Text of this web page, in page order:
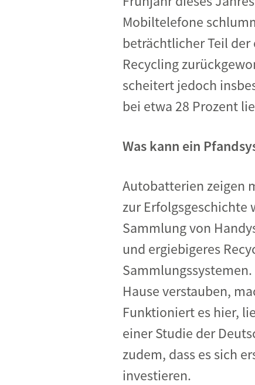
Industrietransformation
Klimafinanzierung
Wirtschaft, Finanzen
Sustainable Finance
Ressourcen &
Mobiltelefone
beträchtlicher Teil
Recycling
scheitert jedoch
bei etwa 28 Prozent
Was kann ein
Autobatterien zeigen
zur Erfolgsgeschichte
Sammlung von
und ergiebigeres
Hause verstauben,
Funktioniert es hier,
einer Studie der
zudem, dass es sich
investieren.